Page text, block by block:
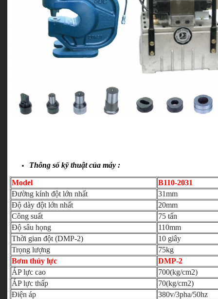
Thông số kỹ thuật của máy :
Model
B110-2031
Đường kính đột lớn nhất
31mm
Độ dày đột lớn nhất
20mm
Công suất
75 tấn
Độ sâu họng
110mm
Thời gian đột (DMP-2)
10 giây
Trọng lượng
75kg
Bơm thủy lực
DMP-2
ÁP lực cao
700(kg/cm2)
ÁP lực thấp
70(kg/cm2)
Điện áp
380v/3pha/50hz